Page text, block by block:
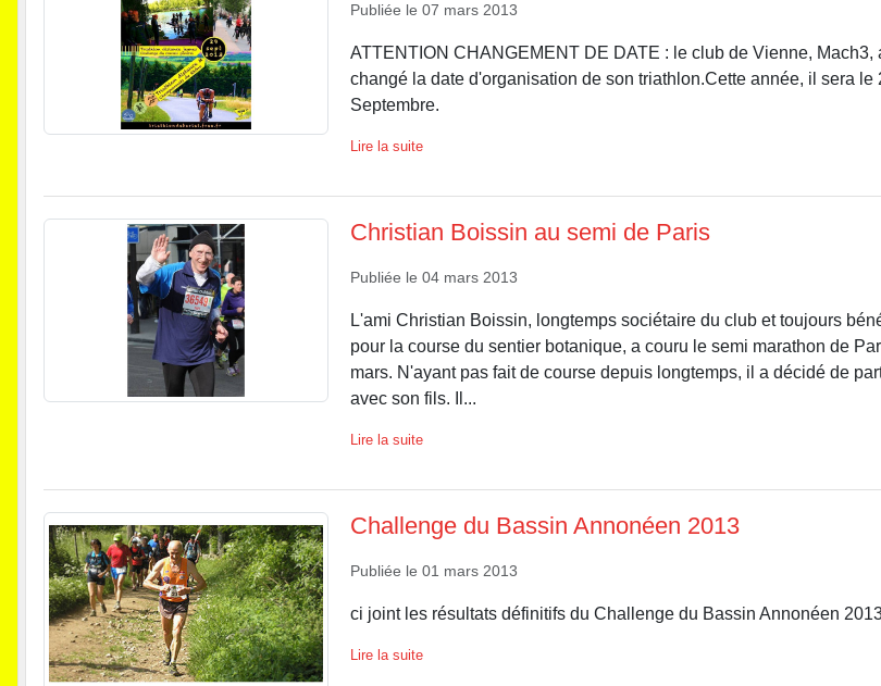
Publiée le 07 mars 2013
ATTENTION CHANGEMENT DE DATE : le club de Vienne, Mach3,
changé la date d'organisation de son triathlon.Cette année, il sera le
Septembre.
Lire la suite
Christian Boissin au semi de Paris
Publiée le 04 mars 2013
L'ami Christian Boissin, longtemps sociétaire du club et toujours
pour la course du sentier botanique, a couru le semi marathon de
mars. N'ayant pas fait de course depuis longtemps, il a décidé de
avec son fils. Il...
Lire la suite
Challenge du Bassin Annonéen 2013
Publiée le 01 mars 2013
ci joint les résultats définitifs du Challenge du Bassin Annonéen
Lire la suite